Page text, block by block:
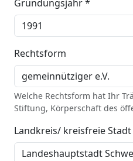
Gründungsjahr *
Rechtsform
Welche Rechtsform hat Ihr
Stiftung, Körperschaft des
Landkreis/ kreisfreie